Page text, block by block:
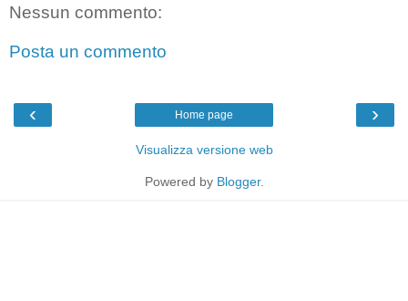
Nessun commento:
Posta un commento
‹ ›
Home page
Visualizza versione web
Powered by Blogger.